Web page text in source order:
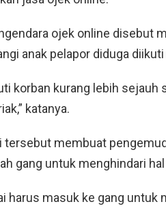
ojek online disebut
anak pelapor diduga
korban kurang lebih sejauh
katanya.
tersebut membuat
gang untuk menghindari
harus masuk ke gang untuk